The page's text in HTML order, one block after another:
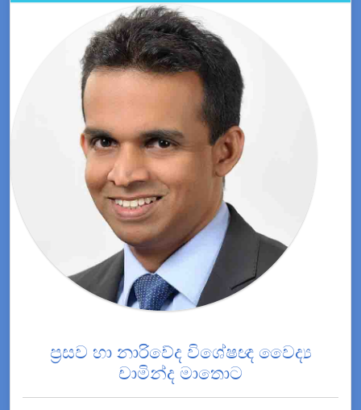
ප්‍රසව හා නාරිවේද විශේෂඥ වෛද්‍ය
චාමින්ද මාතොට